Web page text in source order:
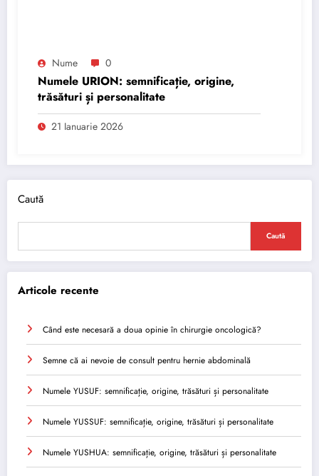
Nume 0
Numele URION: semnificație, origine,
trăsături și personalitate
21 Ianuarie 2026
Caută
Caută
Articole recente
Când este necesară a doua opinie în chirurgie oncologică?
Semne că ai nevoie de consult pentru hernie abdominală
Numele YUSUF: semnificație, origine, trăsături și personalitate
Numele YUSSUF: semnificație, origine, trăsături și personalitate
Numele YUSHUA: semnificație, origine, trăsături și personalitate